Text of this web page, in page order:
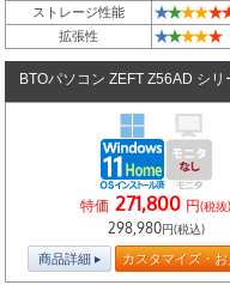
ストレージ性能 ★★★★★
拡張性 ★★★★★
BTOパソコン ZEFT Z56AD シリ
特価 271,800 円(税抜
298,980円(税込)
商品詳細 カスタマイズ・